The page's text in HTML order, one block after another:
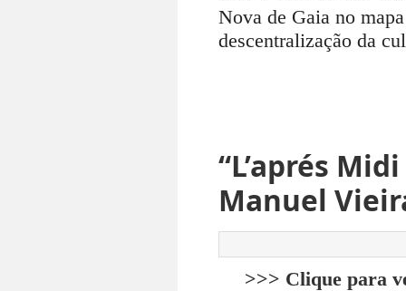
Nova de Gaia no
descentralização da
“L’aprés
Manuel
>>> Clique para